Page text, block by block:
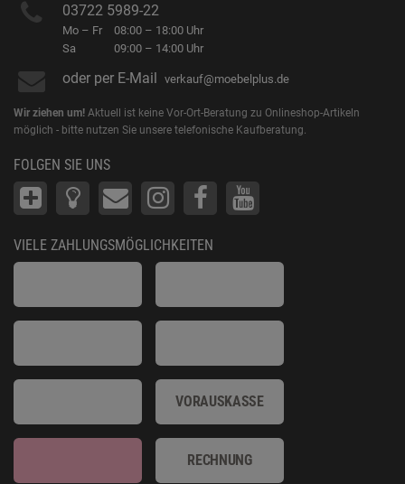
03722 5989-22
Mo – Fr
Sa
08:00 – 18:00 Uhr
09:00 – 14:00 Uhr
oder per E-Mail verkauf@moebelplus.de
Wir ziehen um! Aktuell ist keine Vor-Ort-Beratung zu Onlineshop-Artikeln
möglich - bitte nutzen Sie unsere telefonische Kaufberatung.
FOLGEN SIE UNS
VIELE ZAHLUNGSMÖGLICHKEITEN
VORAUSKASSE
RECHNUNG